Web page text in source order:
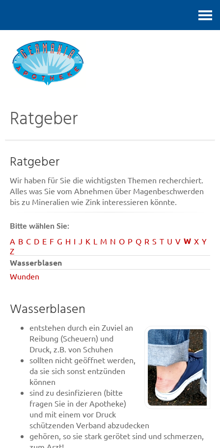
Ratgeber
Ratgeber
Wir haben für Sie die wichtigsten Themen recherchiert.
Alles was Sie vom Abnehmen über Magenbeschwerden
bis zu Mineralien wie Zink interessieren könnte.
Bitte wählen Sie:
A B C D E F G H I J K L M N O P Q R S T U V W X Y
Z
Wasserblasen
Wunden
Wasserblasen
entstehen durch ein Zuviel an
Reibung (Scheuern) und
Druck, z.B. von Schuhen
sollten nicht geöffnet werden,
da sie sich sonst entzünden
können
sind zu desinfizieren (bitte
fragen Sie in der Apotheke)
und mit einem vor Druck
schützenden Verband abzudecken
gehören, so sie stark gerötet sind und schmerzen,